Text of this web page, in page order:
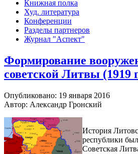
Книжная полка
Худ. литература
Конференции
Разделы партнеров
Журнал "Аспект"
Формирование
советской Литвы (1919
Опубликовано: 19 января 2016
Автор: Александр Гронский
История
республики
Советская